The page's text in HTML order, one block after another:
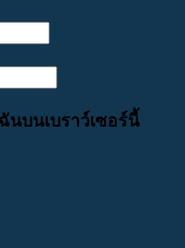
นบนเบราว์เซอร์นี้